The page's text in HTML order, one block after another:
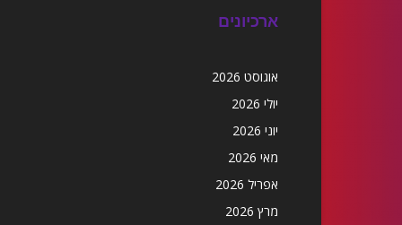
ארכיונים
אוגוסט 2026
יולי 2026
יוני 2026
מאי 2026
אפריל 2026
מרץ 2026